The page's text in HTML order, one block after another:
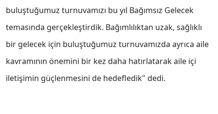
buluştuğumuz turnuvamızı bu yıl Bağımsız Gelecek
temasında gerçekleştirdik. Bağımlılıktan uzak, sağlıklı
bir gelecek için buluştuğumuz turnuvamızda ayrıca aile
kavramının önemini bir kez daha hatırlatarak aile içi
iletişimin güçlenmesini de hedefledik" dedi.